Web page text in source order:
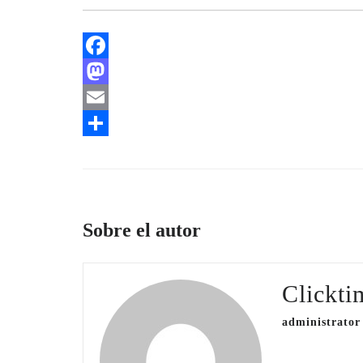
Facebook
Mastodon
Email
Sobre el autor
administrator